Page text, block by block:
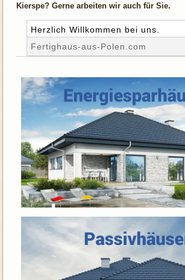
Kierspe? Gerne arbeiten wir auch für Sie.
Herzlich Willkommen bei uns.
Fertighaus-aus-Polen.com